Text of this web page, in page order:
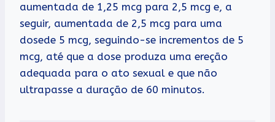
aumentada de 1,25 mcg para 2,5 mcg e, a
seguir, aumentada de 2,5 mcg para uma
dosede 5 mcg, seguindo-se incrementos de 5
mcg, até que a dose produza uma ereção
adequada para o ato sexual e que não
ultrapasse a duração de 60 minutos.